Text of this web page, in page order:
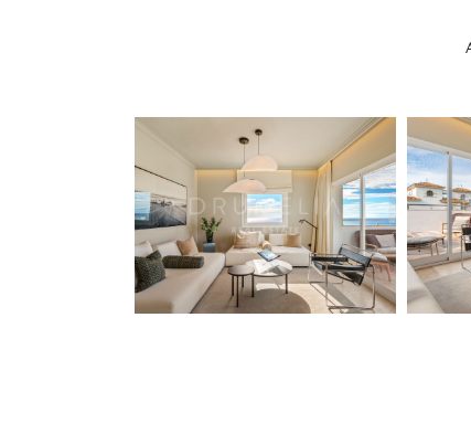
belysningsdesign samt högkvalitativa